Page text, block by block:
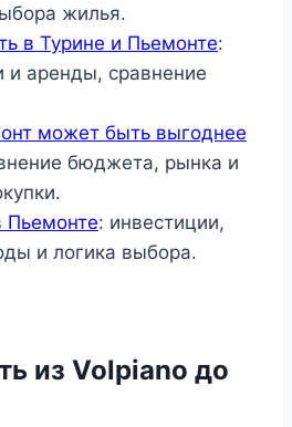
жилья.
в Турине и Пьемонте:
и аренды, сравнение
может быть выгоднее
бюджета, рынка и
Пьемонте: инвестиции,
и логика выбора.
из Volpiano до